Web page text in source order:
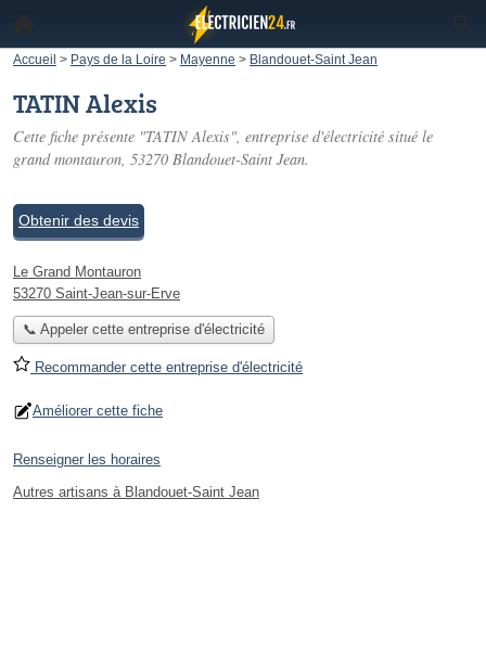
Accueil > Pays de la Loire > Mayenne > Blandouet-Saint Jean
TATIN Alexis
Cette fiche présente "TATIN Alexis", entreprise d'électricité situé le
grand montauron, 53270 Blandouet-Saint Jean.
Obtenir des devis
Le Grand Montauron
53270 Saint-Jean-sur-Erve
📞 Appeler cette entreprise d'électricité
Recommander cette entreprise d'électricité
Améliorer cette fiche
Renseigner les horaires
Autres artisans à Blandouet-Saint Jean